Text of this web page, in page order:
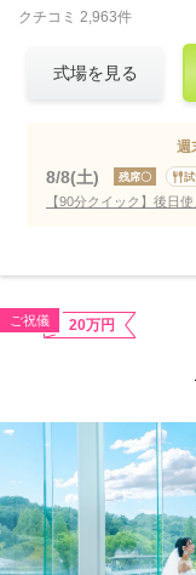
クチコミ 2,963件
式場を見る
週
8/8(土) 残席〇 試
【90分クイック】後日
ご祝儀 20万円